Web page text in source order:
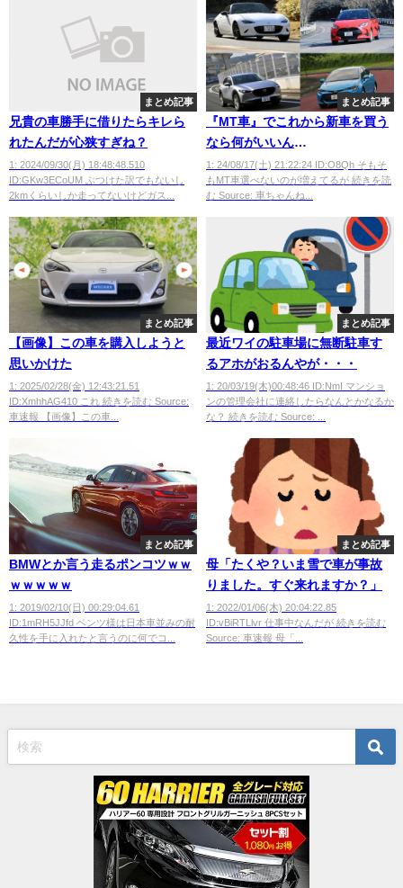
まとめ記事
兄貴の車勝手に借りたらキレら
れたんだが心狭すぎね？
1: 2024/09/30(月) 18:48:48.510
ID:GKw3ECoUM ぶつけた訳でもないし
2kmくらいしか走ってないけどガス...
まとめ記事
『MT車』でこれから新車を買う
なら何がいいん
だ？？？？？？？
1: 24/08/17(土) 21:22:24 ID:O8Qh そもそ
もMT車選べないのが増えてるが 続きを読
む Source: 車ちゃんね...
まとめ記事
【画像】この車を購入しようと
思いかけた
1: 2025/02/28(金) 12:43:21.51
ID:XmhhAG410 これ 続きを読む Source:
車速報 【画像】この車...
まとめ記事
最近ワイの駐車場に無断駐車す
るアホがおるんやが・・・
1: 20/03/19(木)00:48:46 ID:NmI マンショ
ンの管理会社に連絡したらなんとかなるか
な？ 続きを読む Source: ...
まとめ記事
BMWとか言う走るポンコツｗｗ
ｗｗｗｗｗ
1: 2019/02/10(日) 00:29:04.61
ID:1mRH5JJfd ベンツ様は日本車並みの耐
久性を手に入れたと言うのに何でコ...
まとめ記事
母「たくや？いま雪で車が事故
りました。すぐ来れますか？」
1: 2022/01/06(木) 20:04:22.85
ID:vBiRTLlvr 仕事中なんだが 続きを読む
Source: 車速報 母「...